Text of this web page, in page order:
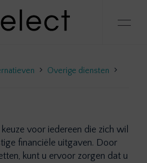
Overige diensten
voor iedereen die zich wil
financiële uitgaven. Door
kunt u ervoor zorgen dat u